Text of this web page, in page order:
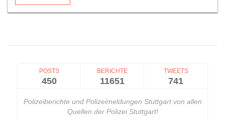
POSTS
450
BERICHTE
11651
TWEETS
741
Polizeiberichte und Polizeimeldungen Stuttgart von allen
Quellen der Polizei Stuttgart!